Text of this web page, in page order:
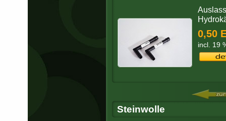
0,50
incl. 19
Steinwolle